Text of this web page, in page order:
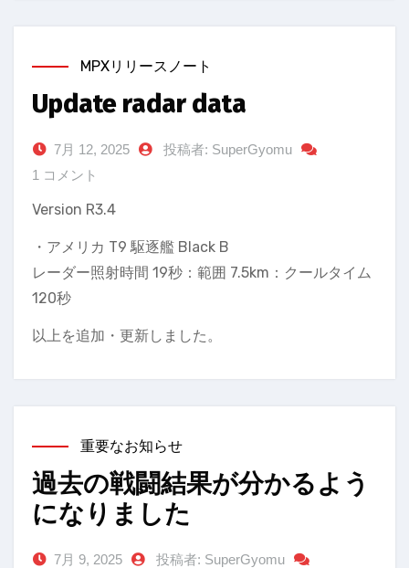
MPXリリースノート
Update radar data
7月 12, 2025
投稿者: SuperGyomu
1 コメント
Version R3.4
・アメリカ T9 駆逐艦 Black B
レーダー照射時間 19秒：範囲 7.5km：クールタイム
120秒
以上を追加・更新しました。
重要なお知らせ
過去の戦闘結果が分かるよう
になりました
7月 9, 2025
投稿者: SuperGyomu